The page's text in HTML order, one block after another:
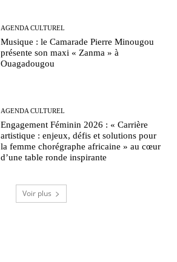
AGENDA CULTUREL
Musique : le Camarade Pierre Minougou
présente son maxi « Zanma » à
Ouagadougou
AGENDA CULTUREL
Engagement Féminin 2026 : « Carrière
artistique : enjeux, défis et solutions pour
la femme chorégraphe africaine » au cœur
d’une table ronde inspirante
Voir plus